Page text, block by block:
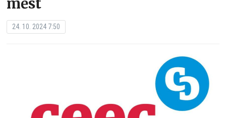
24. 10. 2024 7:50